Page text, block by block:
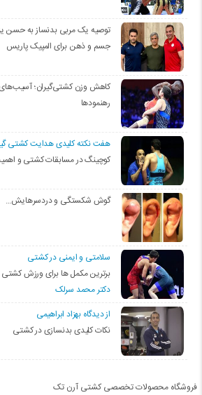
توصیه یک مربی بدنساز به حسن
جسم و ذهن برای المپیک پاریس
کاهش وزن کشتی‌گیران؛ آسیب‌های
رهنمودها
هفت نکته کلیدی هدایت کشتی
کوچینگ در مسابقات کشتی و
گوش شکستگی و دردسرهایش…
سلامتی و ایمنی در کشتی
برترین مکمل ها برای ورزش کشتی
دکتر محمد سرلک
از دیدگاه بهزاد ابراهیمی
نکات کلیدی بدنسازی در کشتی
فروشگاه محصولات تخصصی کشتی آرن تک